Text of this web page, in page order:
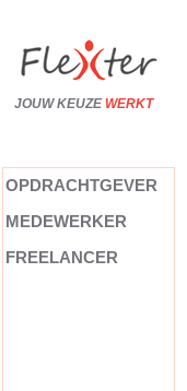
JOUW KEUZE WERKT
OPDRACHTGEVER
MEDEWERKER
FREELANCER